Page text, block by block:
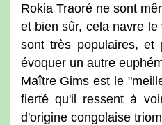
Rokia Traoré ne sont
et bien sûr, cela navre
sont très populaires, et
évoquer un autre
Maître Gims est le
fierté qu'il ressent à
d'origine congolaise